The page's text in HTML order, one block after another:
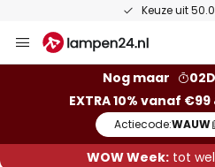
Keuze uit
naar
Nog maar
EXTRA 10% vanaf
Actiecode:WAUW
WOW Week:tot wel